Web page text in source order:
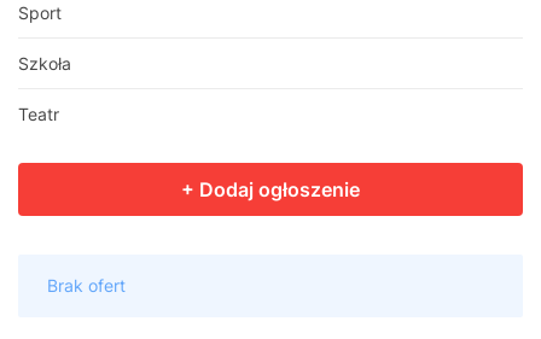
Sport
Szkoła
Teatr